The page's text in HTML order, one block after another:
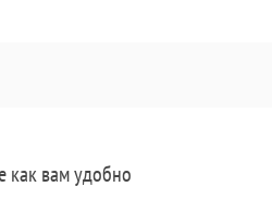
как вам удобно